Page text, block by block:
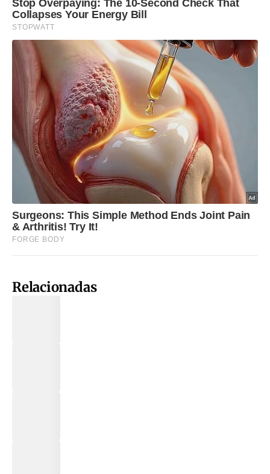
Relacionadas